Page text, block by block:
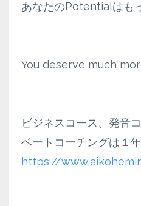
あなたのPotentialはも
You deserve much
ビジネスコース、発音
ベートコーチングは１
https://